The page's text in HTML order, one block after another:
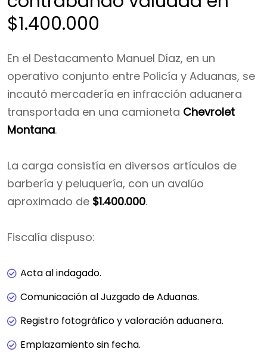
$1.400.000
En el Destacamento Manuel Díaz, en un
operativo conjunto entre Policía y Aduanas, se
incautó mercadería en infracción aduanera
transportada en una camioneta Chevrolet
Montana.
La carga consistía en diversos artículos de
barbería y peluquería, con un avalúo
aproximado de $1.400.000.
Fiscalía dispuso:
Acta al indagado.
Comunicación al Juzgado de Aduanas.
Registro fotográfico y valoración aduanera.
Emplazamiento sin fecha.